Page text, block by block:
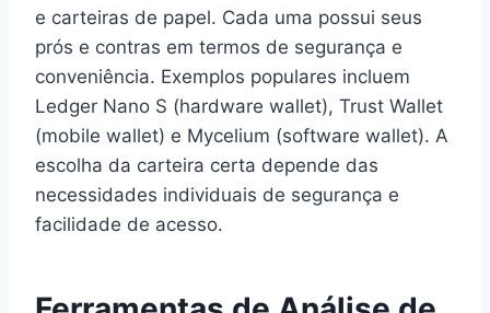
e carteiras de papel. Cada uma possui seus
prós e contras em termos de segurança e
conveniência. Exemplos populares incluem
Ledger Nano S (hardware wallet), Trust Wallet
(mobile wallet) e Mycelium (software wallet). A
escolha da carteira certa depende das
necessidades individuais de segurança e
facilidade de acesso.